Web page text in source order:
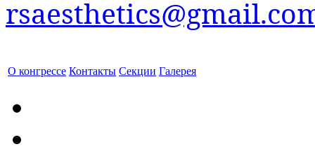
О конгрессе Контакты Секции Галерея